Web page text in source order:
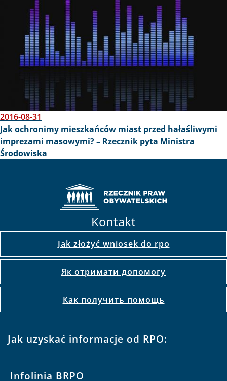
2016-08-31
Jak ochronimy mieszkańców miast przed hałaśliwymi
imprezami masowymi? – Rzecznik pyta Ministra
Środowiska
Kontakt
Jak złożyć wniosek do rpo
Як отримати допомогу
Как получить помощь
Jak uzyskać informacje od RPO:
Infolinia BRPO